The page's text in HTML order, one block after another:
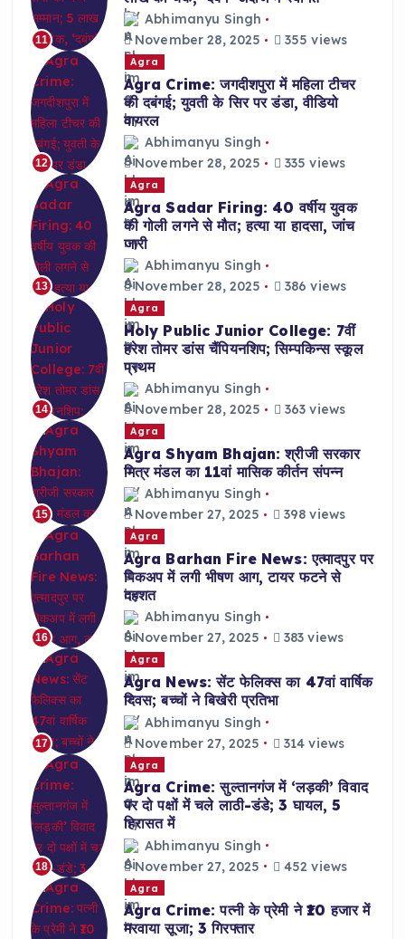
11
Abhimanyu Singh
November 28, 2025
355 views
12
Agra
Agra Crime: जगदीशपुरा में महिला टीचर
की दबंगई; युवती के सिर पर डंडा, वीडियो
वायरल
Abhimanyu Singh
November 28, 2025
335 views
13
Agra
Agra Sadar Firing: 40 वर्षीय युवक
की गोली लगने से मौत; हत्या या हादसा, जांच
जारी
Abhimanyu Singh
November 28, 2025
386 views
14
Agra
Holy Public Junior College: 7वीं
हरेश तोमर डांस चैंपियनशिप; सिम्पकिन्स स्कूल
प्रथम
Abhimanyu Singh
November 28, 2025
363 views
15
Agra
Agra Shyam Bhajan: श्रीजी सरकार
मित्र मंडल का 11वां मासिक कीर्तन संपन्न
Abhimanyu Singh
November 27, 2025
398 views
16
Agra
Agra Barhan Fire News: एत्मादपुर पर
पिकअप में लगी भीषण आग, टायर फटने से
दहशत
Abhimanyu Singh
November 27, 2025
383 views
17
Agra
Agra News: सेंट फेलिक्स का 47वां वार्षिक
दिवस; बच्चों ने बिखेरी प्रतिभा
Abhimanyu Singh
November 27, 2025
314 views
18
Agra
Agra Crime: सुल्तानगंज में ‘लड़की’ विवाद
पर दो पक्षों में चले लाठी-डंडे; 3 घायल, 5
हिरासत में
Abhimanyu Singh
November 27, 2025
452 views
Agra
Agra Crime: पत्नी के प्रेमी ने ₹10 हजार में
मरवाया सूजा; 3 गिरफ्तार